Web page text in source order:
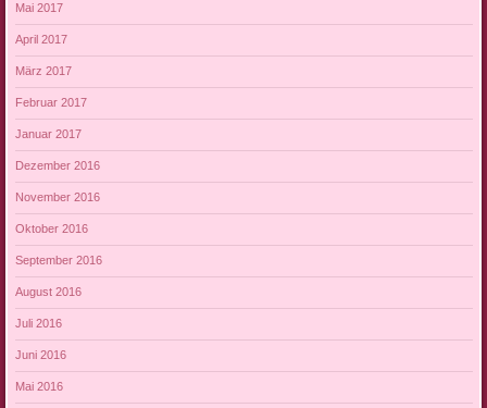
Mai 2017
April 2017
März 2017
Februar 2017
Januar 2017
Dezember 2016
November 2016
Oktober 2016
September 2016
August 2016
Juli 2016
Juni 2016
Mai 2016